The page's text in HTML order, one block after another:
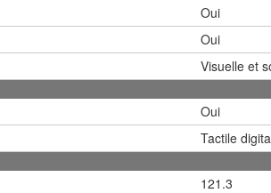
Oui
Oui
Visuelle et
Oui
Tactile
121.3